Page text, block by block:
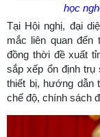
học
Tại Hội nghị, đại
mắc liên quan
đồng thời đề xuất
sắp xếp ổn định
thiết bị, hướng dẫn
chế độ, chính sách